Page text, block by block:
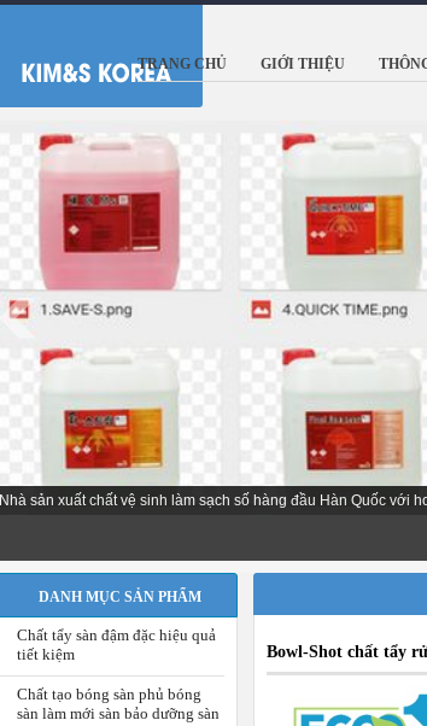
TRANG CHỦ GIỚI THIỆU
Nhà sản xuất chất vệ sinh làm sạch số hàng đầu Hàn Quốc với
DANH MỤC SẢN PHẨM
Chất tẩy sàn đậm đặc hiệu quả
tiết kiệm
Chất tạo bóng sàn phủ bóng
sàn làm mới sàn bảo dưỡng sàn
Bowl-Shot chất tẩy